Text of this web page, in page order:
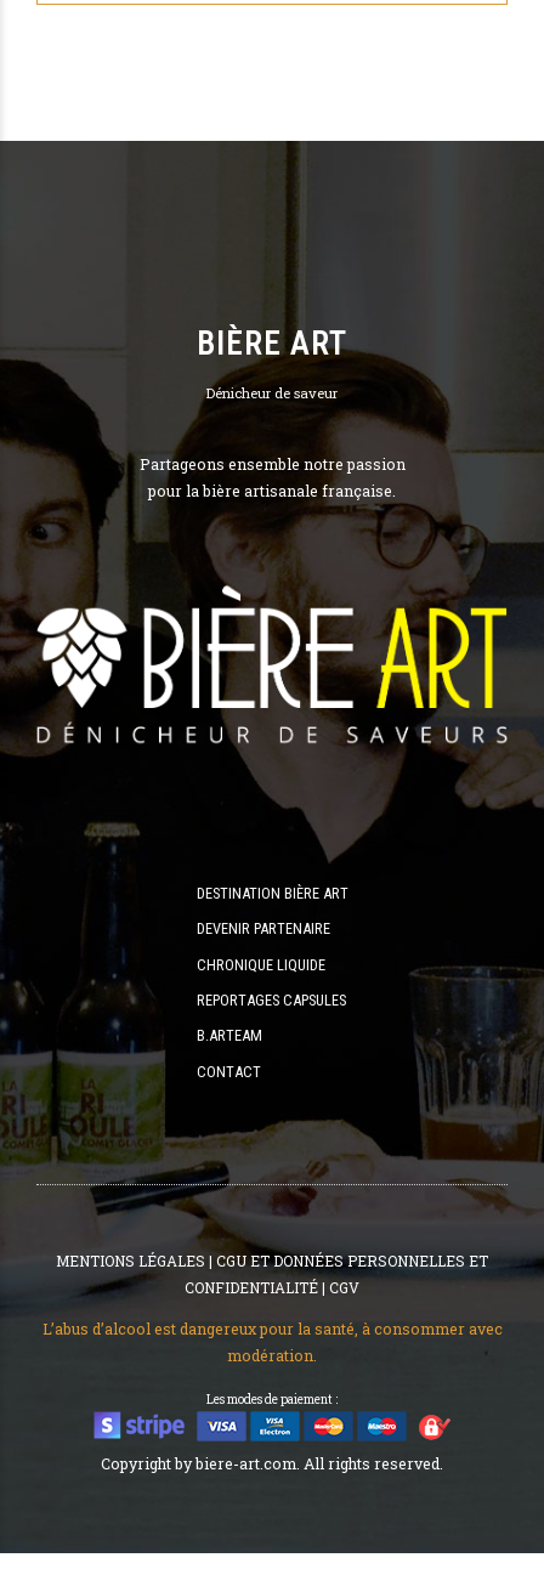
BIÈRE ART
Dénicheur de saveur
Partageons ensemble notre passion
pour la bière artisanale française.
DESTINATION BIÈRE ART
DEVENIR PARTENAIRE
CHRONIQUE LIQUIDE
REPORTAGES CAPSULES
B.ARTEAM
CONTACT
MENTIONS LÉGALES | CGU ET DONNÉES PERSONNELLES ET
CONFIDENTIALITÉ| CGV
L’abus d’alcool est dangereux pour la santé, à consommer avec
modération.
Les modes de paiement :
Copyright by biere-art.com. All rights reserved.